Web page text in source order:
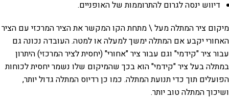
דיווש ינסה לגרום להתרוממות של האופניים.
מיקום ציר המתלה מעל \ מתחת הקו המקשר את הציר המרכזי עם הציר
האחורי יקבע אם המתלה ימשך למעלה או למטה. העובדה נכונה גם
עבור ציר "קידמי" וגם עבור ציר "אחורי" (יחסית לציר המרכזי) היתרון
במתלה בעל ציר "קידמי" הוא בכך שהמיקום שלו נשמר יחסית לכוחות
הפועלים תוך כדי תנועת המתלה. כמו כן רדיוס המתלה גדול יותר,
ושיכוך המתלה טוב יותר.